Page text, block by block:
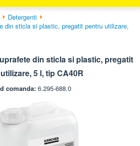
Detergenti
din sticla si plastic, pregatit pentru utilizare,
din sticla si plastic, pregatit
5 l, tip CA40R
comanda: 6.295-688.0